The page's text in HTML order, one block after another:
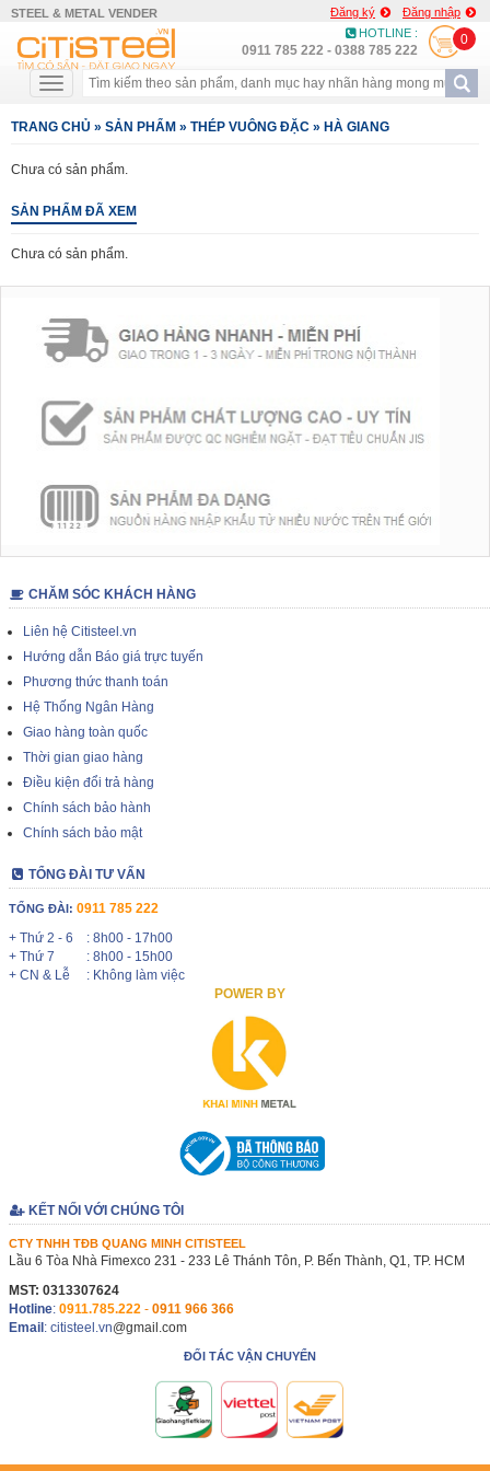
STEEL & METAL VENDER Đăng ký
Đăng nhập
HOTLINE :
0911 785 222 - 0388 785 222
0
TRANG CHỦ » SẢN PHẨM » THÉP VUÔNG ĐẶC » HÀ GIANG
Chưa có sản phẩm.
SẢN PHẨM ĐÃ XEM
Chưa có sản phẩm.
CHĂM SÓC KHÁCH HÀNG
Liên hệ Citisteel.vn
Hướng dẫn Báo giá trực tuyến
Phương thức thanh toán
Hệ Thống Ngân Hàng
Giao hàng toàn quốc
Thời gian giao hàng
Điều kiện đổi trả hàng
Chính sách bảo hành
Chính sách bảo mật
TỔNG ĐÀI TƯ VẤN
TỔNG ĐÀI: 0911 785 222
+ Thứ 2 - 6
: 8h00 - 17h00
+ Thứ 7
: 8h00 - 15h00
+ CN & Lễ
: Không làm việc
POWER BY
KẾT NỐI VỚI CHÚNG TÔI
CTY TNHH TĐB QUANG MINH CITISTEEL
Lầu 6 Tòa Nhà Fimexco 231 - 233 Lê Thánh Tôn, P. Bến Thành, Q1, TP. HCM
MST: 0313307624
Hotline: 0911.785.222 - 0911 966 366
Email: citisteel.vn@gmail.com
ĐỐI TÁC VẬN CHUYỂN